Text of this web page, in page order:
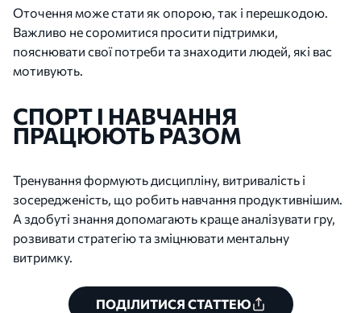
Оточення може стати як опорою, так і перешкодою.
Важливо не соромитися просити підтримки,
пояснювати свої потреби та знаходити людей, які вас
мотивують.
СПОРТ І НАВЧАННЯ
ПРАЦЮЮТЬ РАЗОМ
Тренування формують дисципліну, витривалість і
зосередженість, що робить навчання продуктивнішим.
А здобуті знання допомагають краще аналізувати гру,
розвивати стратегію та зміцнювати ментальну
витримку.
ПОДІЛИТИСЯ СТАТТЕЮ